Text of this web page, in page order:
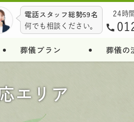
葬儀プラン 葬儀の
電話スタッフ総勢59名
何でも相談ください。
24時
エリア